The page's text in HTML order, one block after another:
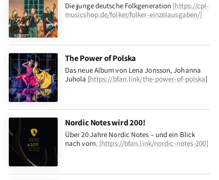
Die junge deutsche Folkgeneration [https://cpl-
musicshop.de/folker/folker-einzelausgaben/]
The Power of Polska
Das neue Album von Lena Jonsson, Johanna
Juhola [https://bfan.link/the-power-of-polska]
Nordic Notes wird 200!
Über 20 Jahre Nordic Notes – und ein Blick
nach vorn. [https://bfan.link/nordic-notes-200]